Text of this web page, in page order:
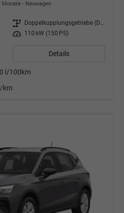
Monate Neuwagen
Getriebe
Doppelkupplungsgetriebe (DSG)
Leistung 110 kW (150 PS)
Details
l/100km
km